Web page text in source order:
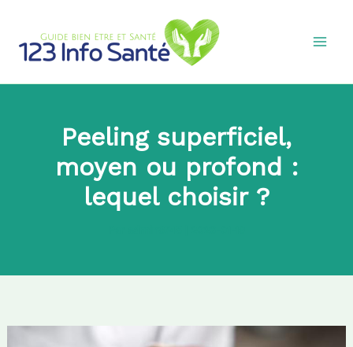
contenu
Peeling superficiel,
moyen ou profond :
lequel choisir ?